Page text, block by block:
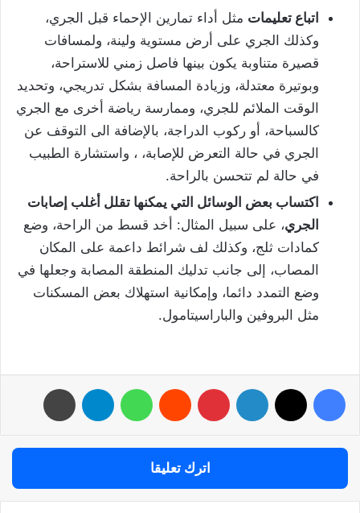
اتباع تعليمات مثل أداء تمارين الإحماء قبل الجري،
وكذلك الجري على أرض مستوية ولينة، ولمسافات
قصيرة متناوبة يكون بينها فاصل زمني للاستراحة،
وبوتيرة معتدلة، وزيادة المسافة بشكل تدريجي، وتحديد
الوقت الملائم للجري، وممارسة رياضة أخرى مع الجري
كالسباحة، أو ركوب الدراجة، بالإضافة الى التوقف عن
الجري في حالة التعرض للإصابة، ، واستشارة الطبيب
في حالة لم تتحسن بالراحة.
اكتساب بعض الوسائل التي يمكنها تقلل أغلب إصابات
الجري، على سبيل المثال: أخد قسط من الراحة، وضع
كمادات ثلج، وكذلك لف شرائط داعمة على المكان
المصاب، إلى جانب تدليك المنطقة المصابة وجعلها في
وضع التمدد دائما، وإمكانية استهلاك بعض المسكنات
مثل البروفين والباراسيتامول.
فيسبوك لينكدإن بينتيريست واتساب تيلقرام
اترك تعليقا